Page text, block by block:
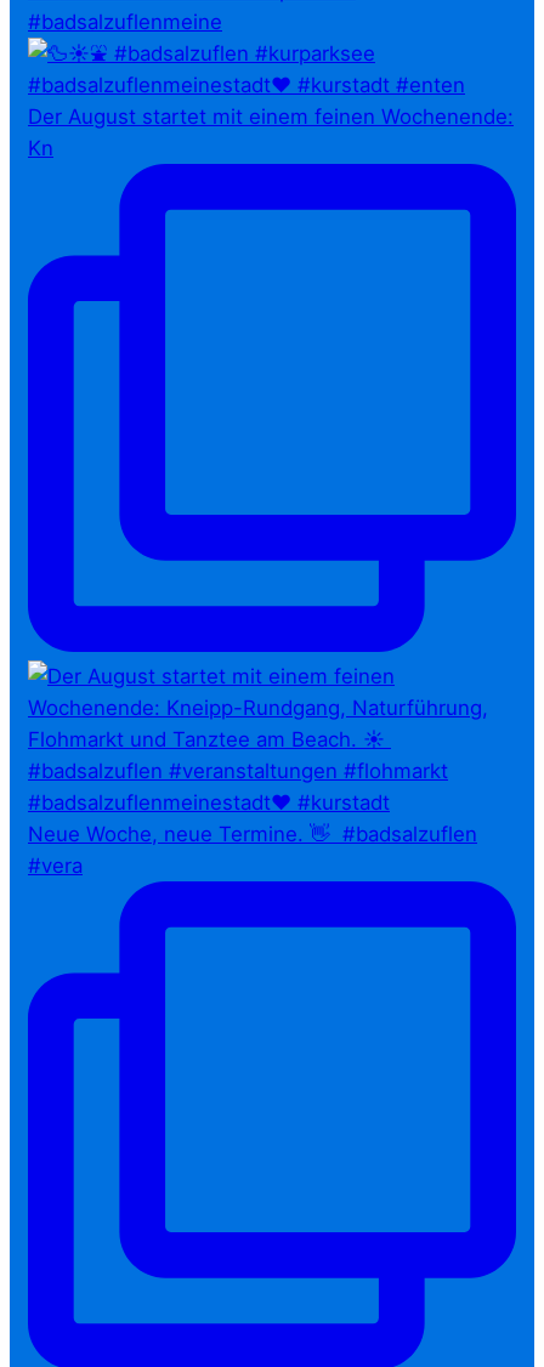
#badsalzuflenmeine
Der August startet mit einem feinen Wochenende:
Kn
Neue Woche, neue Termine. 👋⁠ ⁠ #badsalzuflen
#vera